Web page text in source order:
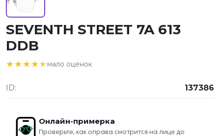
SEVENTH STREET 7A 613
DDB
★★★★★
★★★★★мало оценок
ID: 137386
Онлайн-примерка
Проверьте, как оправа смотрится на лице до